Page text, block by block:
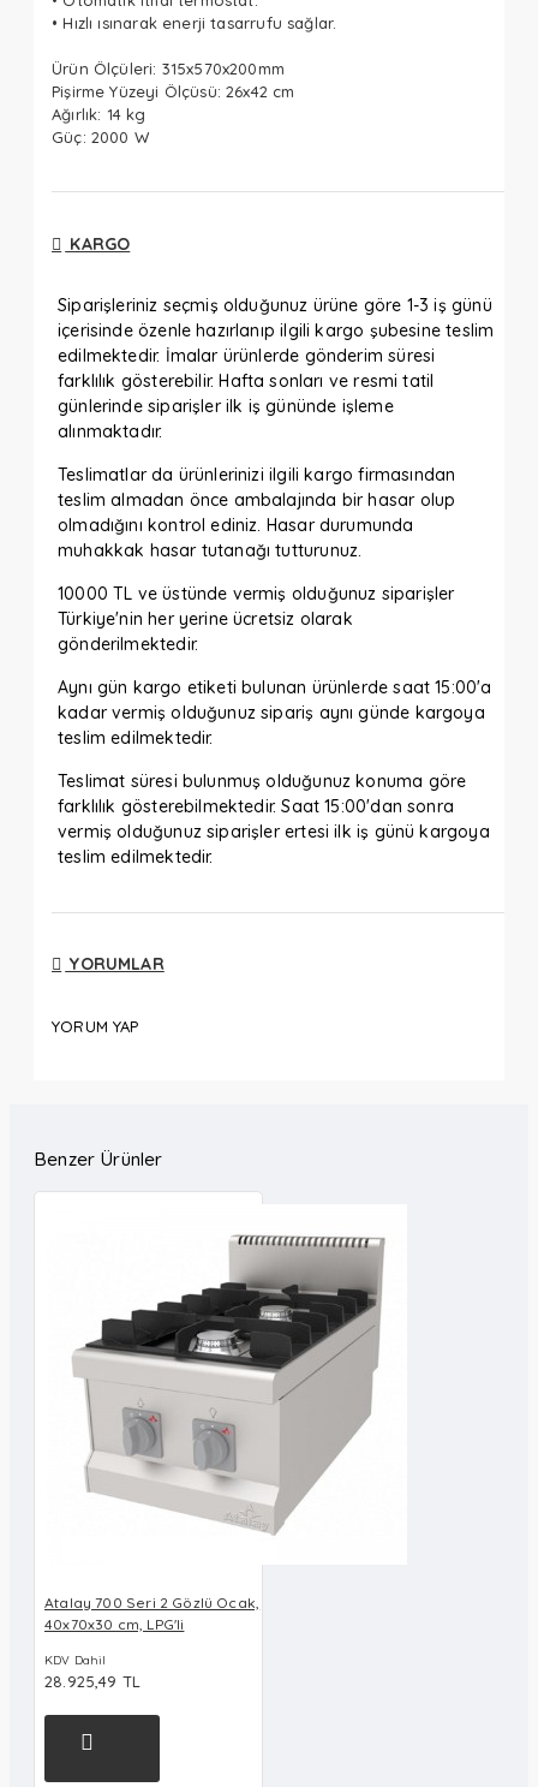
• Hızlı ısınarak enerji tasarrufu sağlar.
Ürün Ölçüleri: 315x570x200mm
Pişirme Yüzeyi Ölçüsü: 26x42 cm
Ağırlık: 14 kg
Güç: 2000 W
KARGO
Siparişleriniz seçmiş olduğunuz ürüne göre 1-3 iş günü
içerisinde özenle hazırlanıp ilgili kargo şubesine teslim
edilmektedir. İmalar ürünlerde gönderim süresi
farklılık gösterebilir. Hafta sonları ve resmi tatil
günlerinde siparişler ilk iş gününde işleme
alınmaktadır.
Teslimatlar da ürünlerinizi ilgili kargo firmasından
teslim almadan önce ambalajında bir hasar olup
olmadığını kontrol ediniz. Hasar durumunda
muhakkak hasar tutanağı tutturunuz.
10000 TL ve üstünde vermiş olduğunuz siparişler
Türkiye'nin her yerine ücretsiz olarak
gönderilmektedir.
Aynı gün kargo etiketi bulunan ürünlerde saat 15:00'a
kadar vermiş olduğunuz sipariş aynı günde kargoya
teslim edilmektedir.
Teslimat süresi bulunmuş olduğunuz konuma göre
farklılık gösterebilmektedir. Saat 15:00'dan sonra
vermiş olduğunuz siparişler ertesi ilk iş günü kargoya
teslim edilmektedir.
YORUMLAR
YORUM YAP
Benzer Ürünler
Atalay 700 Seri 2 Gözlü Ocak,
40x70x30 cm, LPG'li
KDV Dahil
28.925,49 TL